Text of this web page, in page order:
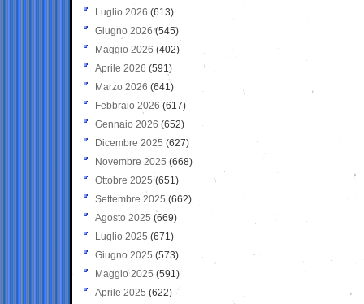
Luglio 2026 (613)
Giugno 2026 (545)
Maggio 2026 (402)
Aprile 2026 (591)
Marzo 2026 (641)
Febbraio 2026 (617)
Gennaio 2026 (652)
Dicembre 2025 (627)
Novembre 2025 (668)
Ottobre 2025 (651)
Settembre 2025 (662)
Agosto 2025 (669)
Luglio 2025 (671)
Giugno 2025 (573)
Maggio 2025 (591)
Aprile 2025 (622)